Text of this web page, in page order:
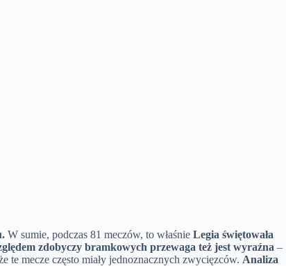
W sumie, podczas 81 meczów, to właśnie Legia świętowała
zdobyczy bramkowych przewaga też jest wyraźna –
te mecze często miały jednoznacznych zwycięzców. Analiza